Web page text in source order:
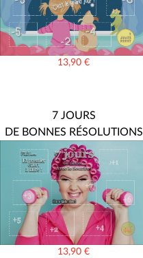
13,90€
7 JOURS
DE BONNES RÉSOLUTIONS
13,90€